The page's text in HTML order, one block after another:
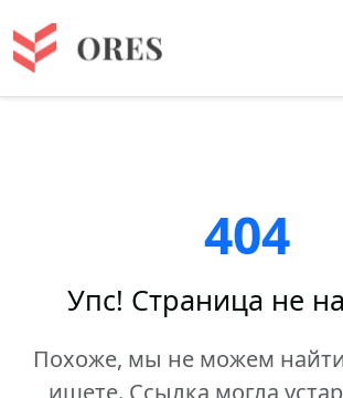
404
Упс! Страница не
Похоже, мы не можем
ищете. Ссылка могла